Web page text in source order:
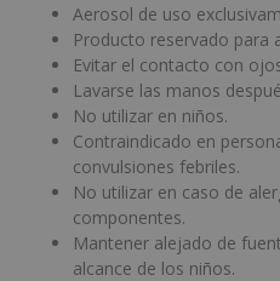
Aerosol de uso
Producto reservado para
Evitar el contacto con
Lavarse las manos
No utilizar en niños.
Contraindicado en
convulsiones febriles.
No utilizar en caso de
componentes.
Mantener alejado de
alcance de los niños.